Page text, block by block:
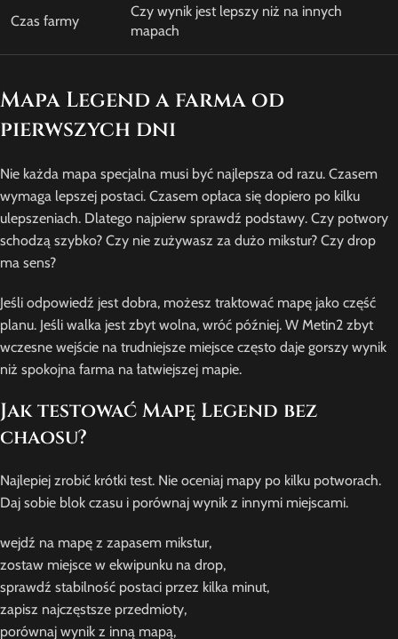
Czas farmy
Czy wynik jest lepszy niż na innych
mapach
Mapa Legend a farma od
pierwszych dni
Nie każda mapa specjalna musi być najlepsza od razu. Czasem
wymaga lepszej postaci. Czasem opłaca się dopiero po kilku
ulepszeniach. Dlatego najpierw sprawdź podstawy. Czy potwory
schodzą szybko? Czy nie zużywasz za dużo mikstur? Czy drop
ma sens?
Jeśli odpowiedź jest dobra, możesz traktować mapę jako część
planu. Jeśli walka jest zbyt wolna, wróć później. W Metin2 zbyt
wczesne wejście na trudniejsze miejsce często daje gorszy wynik
niż spokojna farma na łatwiejszej mapie.
Jak testować Mapę Legend bez
chaosu?
Najlepiej zrobić krótki test. Nie oceniaj mapy po kilku potworach.
Daj sobie blok czasu i porównaj wynik z innymi miejscami.
wejdź na mapę z zapasem mikstur,
zostaw miejsce w ekwipunku na drop,
sprawdź stabilność postaci przez kilka minut,
zapisz najczęstsze przedmioty,
porównaj wynik z inną mapą,